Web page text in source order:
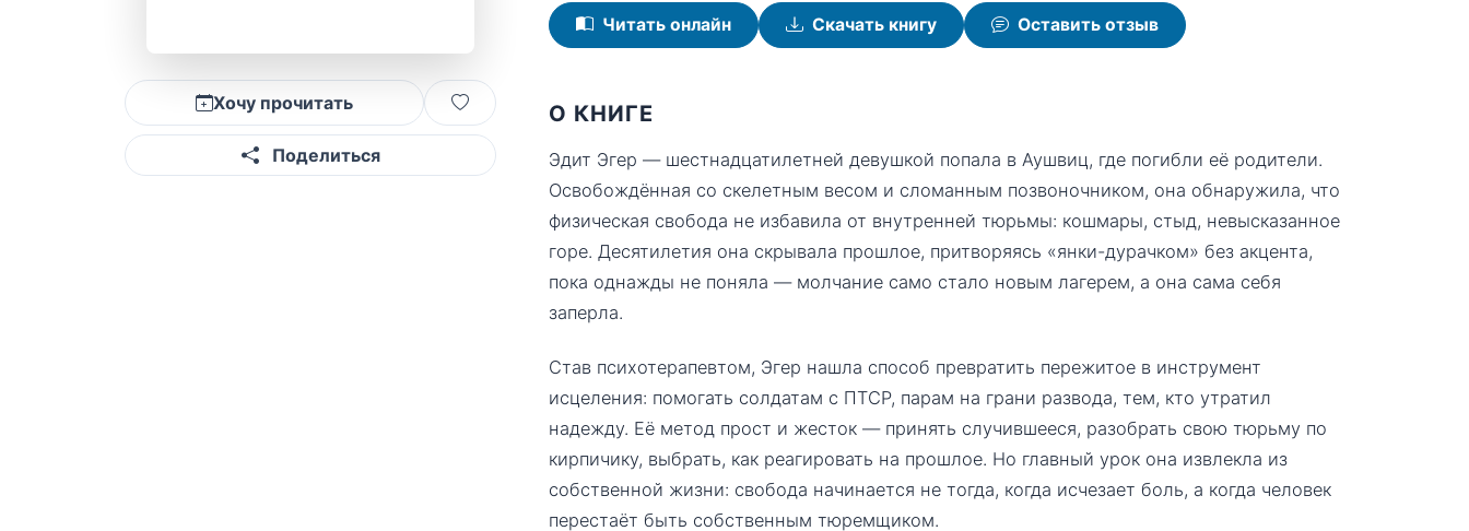
Хочу прочитать
Поделиться
Читать онлайн Скачать книгу Оставить отзыв
О КНИГЕ
Эдит Эгер — шестнадцатилетней девушкой попала в Аушвиц, где погибли её родители.
Освобождённая со скелетным весом и сломанным позвоночником, она обнаружила, что
физическая свобода не избавила от внутренней тюрьмы: кошмары, стыд, невысказанное
горе. Десятилетия она скрывала прошлое, притворяясь «янки-дурачком» без акцента,
пока однажды не поняла — молчание само стало новым лагерем, а она сама себя
заперла.
Став психотерапевтом, Эгер нашла способ превратить пережитое в инструмент
исцеления: помогать солдатам с ПТСР, парам на грани развода, тем, кто утратил
надежду. Её метод прост и жесток — принять случившееся, разобрать свою тюрьму по
кирпичику, выбрать, как реагировать на прошлое. Но главный урок она извлекла из
собственной жизни: свобода начинается не тогда, когда исчезает боль, а когда человек
перестаёт быть собственным тюремщиком.